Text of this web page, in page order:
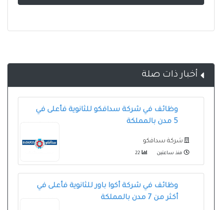
أخبار ذات صلة
وظائف في شركة سدافكو للثانوية فأعلى في
5 مدن بالمملكة
شركة سدافكو
منذ ساعتين
وظائف في شركة أكوا باور للثانوية فأعلى في
أكثر من 7 مدن بالمملكة